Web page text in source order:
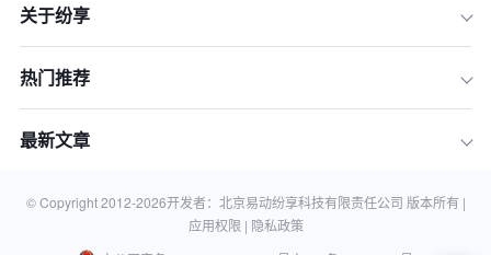
六、建立战略伙伴关系
十、进行风险管理
关于纷享
热门推荐
最新文章
© Copyright 2012-2026开发者：北京易动纷享科技有限责任公司 版本所有 |
应用权限 | 隐私政策